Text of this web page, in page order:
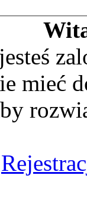
mieć